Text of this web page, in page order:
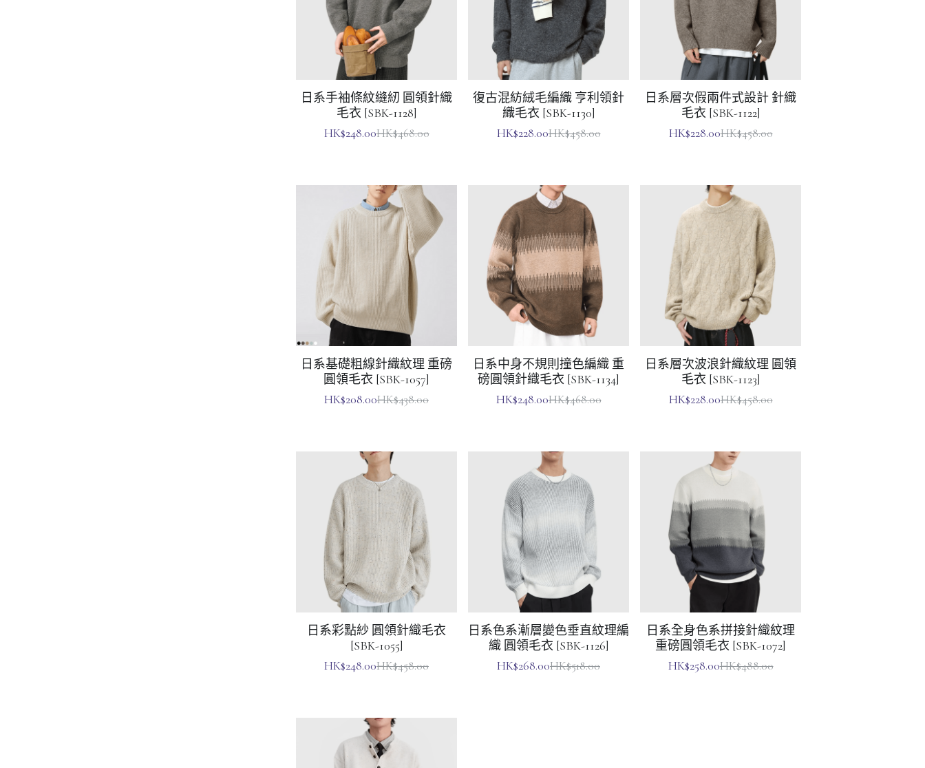
日系手袖條紋縫紉 圓領針織
毛衣 [SBK-1128]
HK$248.00HK$468.00
復古混紡絨毛編織 亨利領針
織毛衣 [SBK-1130]
HK$228.00HK$458.00
日系層次假兩件式設計 針織
毛衣 [SBK-1122]
HK$228.00HK$458.00
日系基礎粗線針織紋理 重磅
圓領毛衣 [SBK-1057]
HK$208.00HK$438.00
日系中身不規則撞色編織 重
磅圓領針織毛衣 [SBK-1134]
HK$248.00HK$468.00
日系層次波浪針織紋理 圓領
毛衣 [SBK-1123]
HK$228.00HK$458.00
日系彩點紗 圓領針織毛衣
[SBK-1055]
HK$248.00HK$458.00
日系色系漸層變色垂直紋理編
織 圓領毛衣 [SBK-1126]
HK$268.00HK$518.00
日系全身色系拼接針織紋理
重磅圓領毛衣 [SBK-1072]
HK$258.00HK$488.00